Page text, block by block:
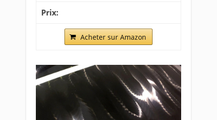
Acheter sur Amazon